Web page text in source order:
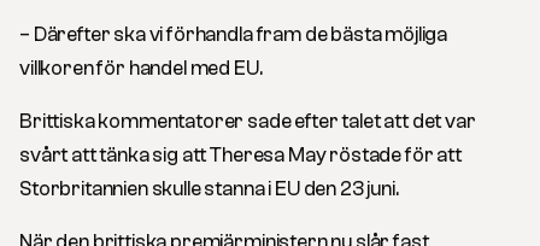
– Därefter ska vi förhandla fram de bästa möjliga
villkoren för handel med EU.
Brittiska kommentatorer sade efter talet att det var
svårt att tänka sig att Theresa May röstade för att
Storbritannien skulle stanna i EU den 23 juni.